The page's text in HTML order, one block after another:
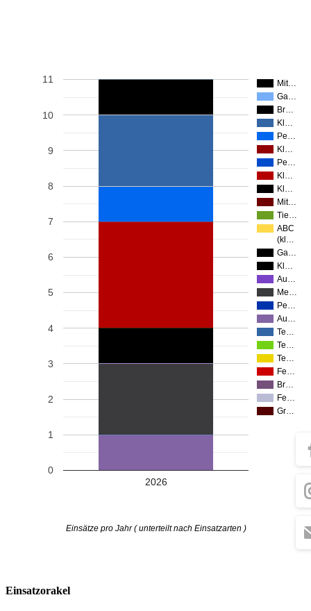
Mit…
Ga…
Br…
Kl…
Pe…
Kl…
Pe…
Kl…
Kl…
Mit…
Tie…
ABC
(kl…
Ga…
Kl…
Au…
Me…
Pe…
Au…
Te…
Te…
Te…
Fe…
Br…
Fe…
Gr…
2026
0
1
2
3
4
5
6
7
8
9
10
11
Einsätze pro Jahr ( unterteilt nach Einsatzarten )
Einsatzorakel